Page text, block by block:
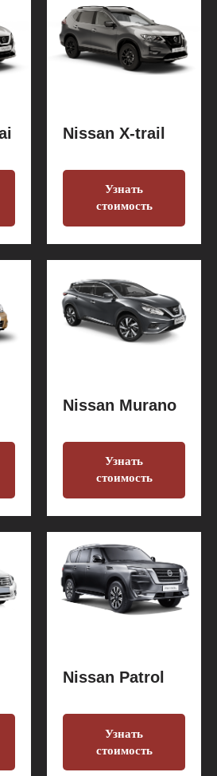
Nissan X-trail
Узнать
стоимость
Nissan Murano
Узнать
стоимость
Nissan Patrol
Узнать
стоимость